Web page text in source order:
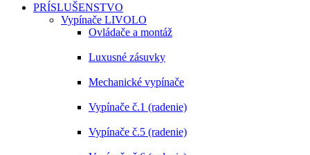
PRÍSLUŠENSTVO
Vypínače LIVOLO
Ovládače a montáž
Luxusné zásuvky
Mechanické vypínače
Vypínače č.1 (radenie)
Vypínače č.5 (radenie)